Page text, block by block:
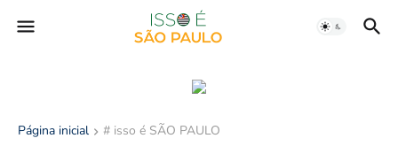
Página inicial # isso é SÃO PAULO